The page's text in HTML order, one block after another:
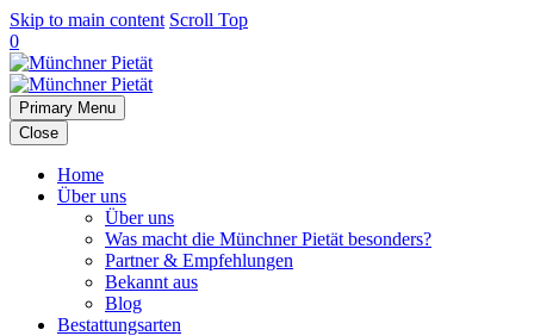
Skip to main content Scroll Top
0
Primary Menu
Close
Home
Über uns
Über uns
Was macht die Münchner Pietät besonders?
Partner & Empfehlungen
Bekannt aus
Blog
Bestattungsarten